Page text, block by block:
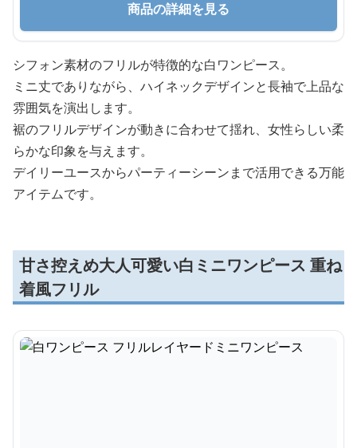
商品の詳細を見る
シフォン素材のフリルが特徴的な白ワンピース。
ミニ丈でありながら、ハイネックデザインと長袖で上品な
雰囲気を演出します。
裾のフリルデザインが動きに合わせて揺れ、女性らしい柔
らかな印象を与えます。
デイリーユースからパーティーシーンまで活用できる万能
アイテムです。
甘さ控えめ大人可愛い白ミニワンピース 重ね
着風フリル